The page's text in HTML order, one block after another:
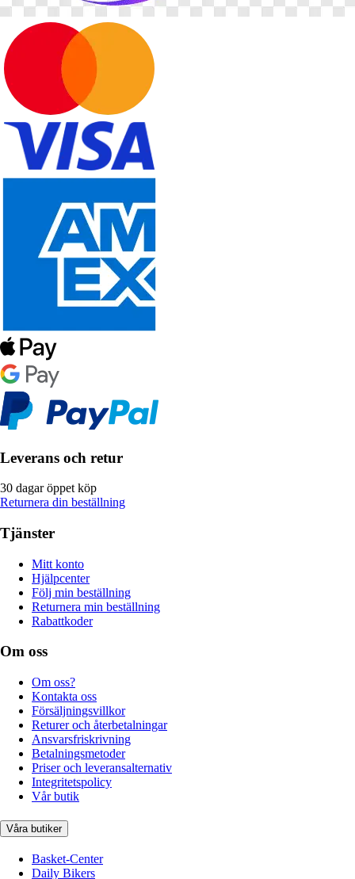
Leverans och retur
30 dagar öppet köp
Returnera din beställning
Tjänster
Mitt konto
Hjälpcenter
Följ min beställning
Returnera min beställning
Rabattkoder
Om oss
Om oss?
Kontakta oss
Försäljningsvillkor
Returer och återbetalningar
Ansvarsfriskrivning
Betalningsmetoder
Priser och leveransalternativ
Integritetspolicy
Vår butik
Våra butiker
Basket-Center
Daily Bikers